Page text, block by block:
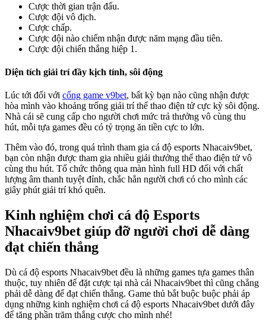
Cược thời gian trận đấu.
Cược đội vô địch.
Cược chấp.
Cược đội nào chiếm nhận được năm mạng đầu tiên.
Cược đội chiến thắng hiệp 1.
Diện tích giải trí đầy kịch tính, sôi động
Lúc tới đối với cổng game v9bet, bất kỳ bạn nào cũng nhận được
hòa mình vào khoảng trống giải trí thể thao điện tử cực kỳ sôi động.
Nhà cái sẽ cung cấp cho người chơi mức trả thưởng vô cùng thu
hút, mỗi tựa games đều có tỷ trọng ăn tiền cực to lớn.
Thêm vào đó, trong quá trình tham gia cá độ esports Nhacaiv9bet,
bạn còn nhận được tham gia nhiều giải thưởng thể thao điện tử vô
cùng thu hút. Tổ chức thông qua màn hình full HD đối với chất
lượng âm thanh tuyệt đỉnh, chắc hẳn người chơi có cho mình các
giây phút giải trí khó quên.
Kinh nghiệm chơi cá độ Esports
Nhacaiv9bet giúp đỡ người chơi dễ dàng
đạt chiến thắng
Dù cá độ esports Nhacaiv9bet đều là những games tựa games thân
thuộc, tuy nhiên để đặt cược tại nhà cái Nhacaiv9bet thì cũng chẳng
phải dễ dàng để đạt chiến thắng. Game thủ bắt buộc buộc phải áp
dụng những kinh nghiệm chơi cá độ esports Nhacaiv9bet dưới đây
để tăng phần trăm thắng cược cho mình nhé!